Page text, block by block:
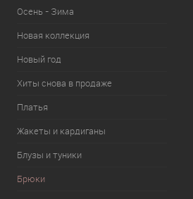
Осень - Зима
Новая коллекция
Новый год
Хиты снова в продаже
Платья
Жакеты и кардиганы
Блузы и туники
Брюки